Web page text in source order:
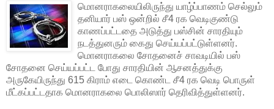
மொனராகலையிலிருந்து யாழ்ப்பாணம் செல்லும்
தனியார் பஸ் ஒன்றில் சீ4 ரக வெடிகுண்டு
காணப்பட்டதை அடுத்து பஸ்சின் சாரதியும்
நடத்துனரும் கைது செய்யப்பட்டுள்ளனர்.
மொனராகலை சோதனைச் சாவடியில் பஸ்
சோதனை செய்யப்பட்ட போது சாரதியின் ஆசனத்துக்கு
அருகேயிருந்து 615 கிராம் எடை கொண்ட சீ4 ரக வெடி பொருள்
மீட்கப்பட்டதாக மொனராகலை பொலிஸார் தெரிவித்துள்ளனர்.